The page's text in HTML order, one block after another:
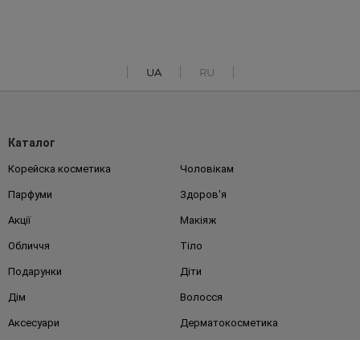
UA RU
Каталог
Корейска косметика Чоловікам
Парфуми Здоров'я
Акції Макіяж
Обличчя Тіло
Подарунки Діти
Дім Волосся
Аксесуари Дерматокосметика